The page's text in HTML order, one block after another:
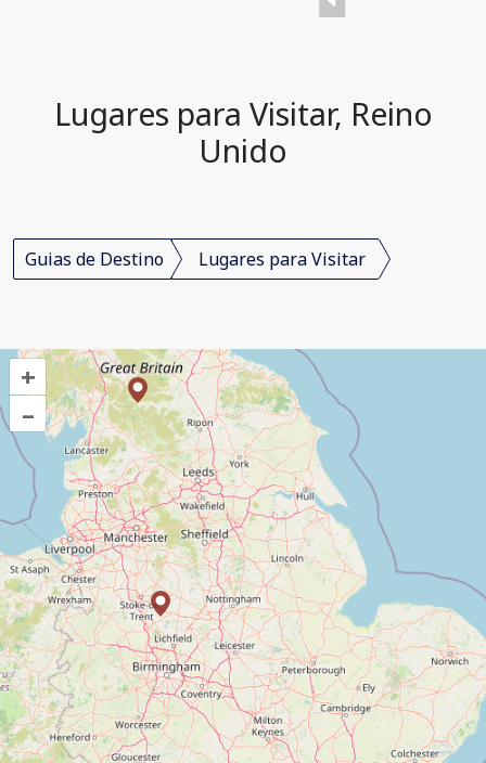
Lugares para Visitar, Reino
Unido
Guias de Destino Lugares para Visitar
+
–